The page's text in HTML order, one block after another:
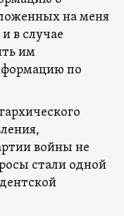
на меня
в случае
им
по
войны не
стали одной